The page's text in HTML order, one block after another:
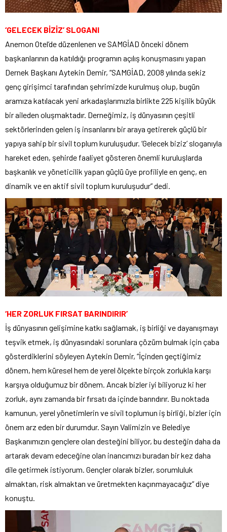
‘GELECEK BİZİZ’ SLOGANI
Anemon Otel’de düzenlenen ve SAMGİAD önceki dönem
başkanlarının da katıldığı programın açılış konuşmasını yapan
Dernek Başkanı Aytekin Demir, “SAMGİAD, 2008 yılında sekiz
genç girişimci tarafından şehrimizde kurulmuş olup, bugün
aramıza katılacak yeni arkadaşlarımızla birlikte 225 kişilik büyük
bir aileden oluşmaktadır. Derneğimiz, iş dünyasının çeşitli
sektörlerinden gelen iş insanlarını bir araya getirerek güçlü bir
yapıya sahip bir sivil toplum kuruluşudur. ‘Gelecek biziz’ sloganıyla
hareket eden, şehirde faaliyet gösteren önemli kuruluşlarda
başkanlık ve yöneticilik yapan güçlü üye profiliyle en genç, en
dinamik ve en aktif sivil toplum kuruluşudur” dedi.
‘HER ZORLUK FIRSAT BARINDIRIR’
İş dünyasının gelişimine katkı sağlamak, iş birliği ve dayanışmayı
teşvik etmek, iş dünyasındaki sorunlara çözüm bulmak için çaba
gösterdiklerini söyleyen Aytekin Demir, “İçinden geçtiğimiz
dönem, hem küresel hem de yerel ölçekte birçok zorlukla karşı
karşıya olduğumuz bir dönem. Ancak bizler iyi biliyoruz ki her
zorluk, aynı zamanda bir fırsatı da içinde barındırır. Bu noktada
kamunun, yerel yönetimlerin ve sivil toplumun iş birliği, bizler için
önem arz eden bir durumdur. Sayın Valimizin ve Belediye
Başkanımızın gençlere olan desteğini biliyor, bu desteğin daha da
artarak devam edeceğine olan inancımızı buradan bir kez daha
dile getirmek istiyorum. Gençler olarak bizler, sorumluluk
almaktan, risk almaktan ve üretmekten kaçınmayacağız” diye
konuştu.